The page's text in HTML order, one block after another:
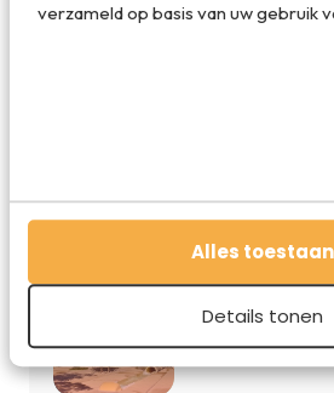
verzameld op basis van uw gebruik
Alles toestaan
Details tonen
Topcampings
beoordelingen